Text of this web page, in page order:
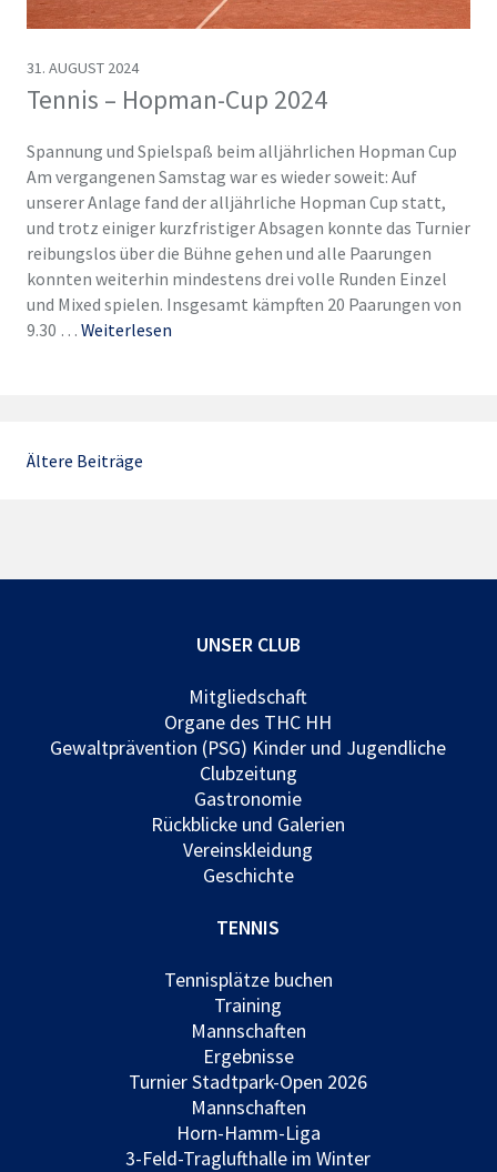
Tennis – Hopman-Cup 2024
31. AUGUST 2024
Spannung und Spielspaß beim alljährlichen Hopman Cup
Am vergangenen Samstag war es wieder soweit: Auf
unserer Anlage fand der alljährliche Hopman Cup statt,
und trotz einiger kurzfristiger Absagen konnte das Turnier
reibungslos über die Bühne gehen und alle Paarungen
konnten weiterhin mindestens drei volle Runden Einzel
und Mixed spielen. Insgesamt kämpften 20 Paarungen von
9.30 … Weiterlesen
Beitragsnavigation
Ältere Beiträge
UNSER CLUB
Mitgliedschaft
Organe des THC HH
Gewaltprävention (PSG) Kinder und Jugendliche
Clubzeitung
Gastronomie
Rückblicke und Galerien
Vereinskleidung
Geschichte
TENNIS
Tennisplätze buchen
Training
Mannschaften
Ergebnisse
Turnier Stadtpark-Open 2026
Mannschaften
Horn-Hamm-Liga
3-Feld-Traglufthalle im Winter